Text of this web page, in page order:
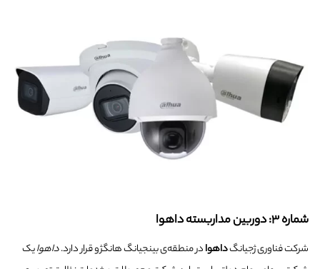
شماره ۳: دوربین مداربسته داهوا
شرکت فناوری ژجیانگداهوادر منطقه‌ی بینجیانگ هانگژو قرار دارد.داهوایک